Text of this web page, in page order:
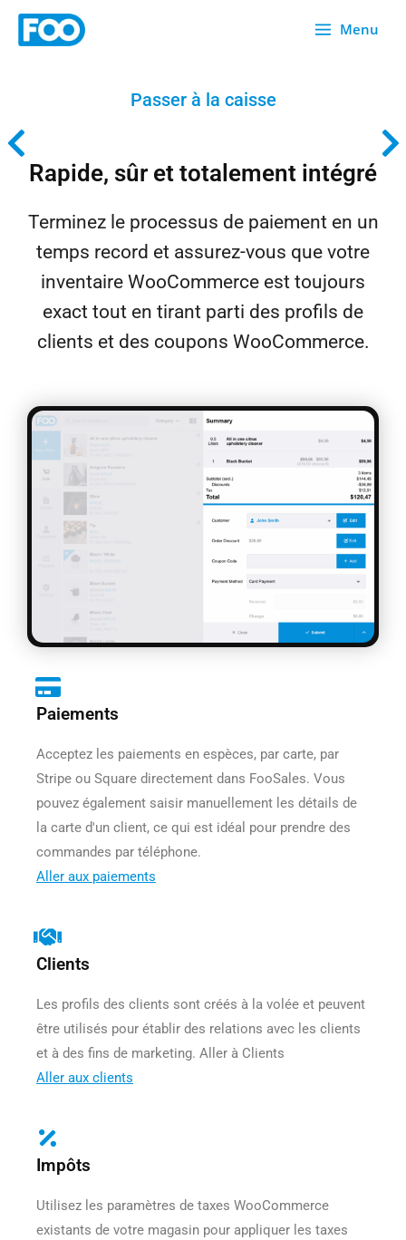
Skip
Menu
Passer à la caisse
Rapide, sûr et totalement intégré
Terminez le processus de paiement en un
temps record et assurez-vous que votre
inventaire WooCommerce est toujours
exact tout en tirant parti des profils de
clients et des coupons WooCommerce.
Paiements
Acceptez les paiements en espèces, par carte, par
Stripe ou Square directement dans FooSales. Vous
pouvez également saisir manuellement les détails de
la carte d'un client, ce qui est idéal pour prendre des
commandes par téléphone.
Aller aux paiements
Clients
Les profils des clients sont créés à la volée et peuvent
être utilisés pour établir des relations avec les clients
et à des fins de marketing. Aller à Clients
Aller aux clients
Impôts
Utilisez les paramètres de taxes WooCommerce
existants de votre magasin pour appliquer les taxes